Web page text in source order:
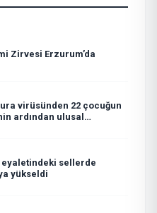
Zirvesi Erzurum’da
virüsünden 22 çocuğun
ardından ulusal
eyaletindeki sellerde
yükseldi